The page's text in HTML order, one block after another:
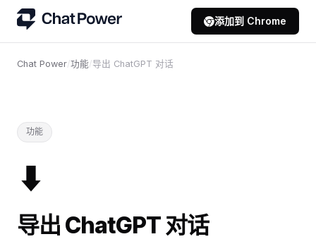
添加到 Chrome
Chat Power/功能/导出 ChatGPT 对话
功能
⬇
导出 ChatGPT 对话